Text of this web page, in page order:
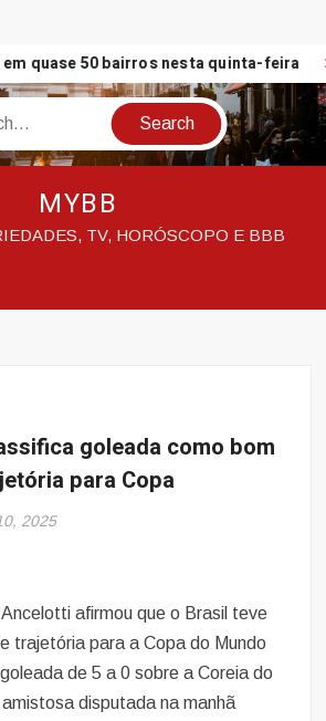
quase 50 bairros nesta quinta-feira
MYBB
TV, HORÓSCOPO E BBB
goleada como bom
para Copa
2025
afirmou que o Brasil teve
trajetória para a Copa do Mundo
de 5 a 0 sobre a Coreia do
disputada na manhã